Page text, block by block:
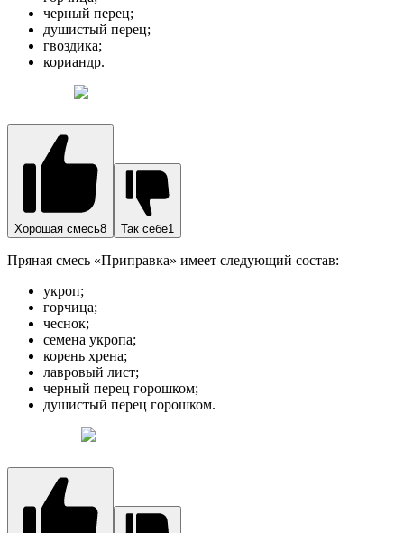
черный перец;
душистый перец;
гвоздика;
кориандр.
Хорошая смесь8 Так себе1
Пряная смесь «Приправка» имеет следующий состав:
укроп;
горчица;
чеснок;
семена укропа;
корень хрена;
лавровый лист;
черный перец горошком;
душистый перец горошком.